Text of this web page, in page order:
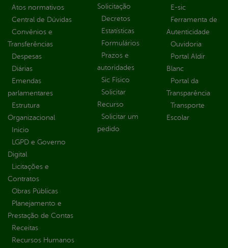
Atos normativos
Central de Dúvidas
Convênios e
Transferências
Despesas
Diárias
Emendas
parlamentares
Estrutura
Organizacional
Inicio
LGPD e Governo
Digital
Licitações e
Contratos
Obras Públicas
Planejamento e
Prestação de Contas
Receitas
Recursos Humanos
Solicitação
Decretos
Estatísticas
Formulários
Prazos e
autoridades
Sic Físico
Solicitar
Recurso
Solicitar um
pedido
E-sic
Ferramenta de
Autenticidade
Ouvidoria
Portal Aldir
Blanc
Portal da
Transparência
Transporte
Escolar